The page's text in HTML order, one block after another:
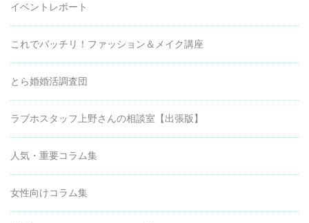
イベントレポート
これでバッチリ！ファッション＆メイク講座
とら婚婚活調査団
ラブホスタッフ上野さんの相談室【出張版】
人気・重要コラム集
女性向けコラム集